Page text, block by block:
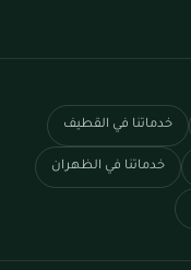
خدماتنا في القطيف
خدماتنا في الظهران